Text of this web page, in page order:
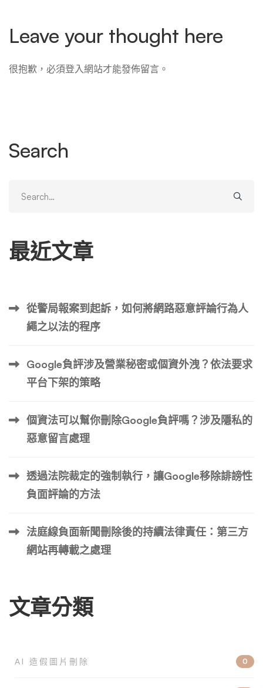
Leave your thought here
很抱歉，必須登入網站才能發佈留言。
Search
for:
最近文章
從警局報案到起訴，如何將網路惡意評論行為人
繩之以法的程序
Google負評涉及營業秘密或個資外洩？依法要求
平台下架的策略
個資法可以幫你刪除Google負評嗎？涉及隱私的
惡意留言處理
透過法院裁定的強制執行，讓Google移除誹謗性
負面評論的方法
法庭線負面新聞刪除後的持續法律責任：第三方
網站再轉載之處理
文章分類
AI 造假圖片刪除 0